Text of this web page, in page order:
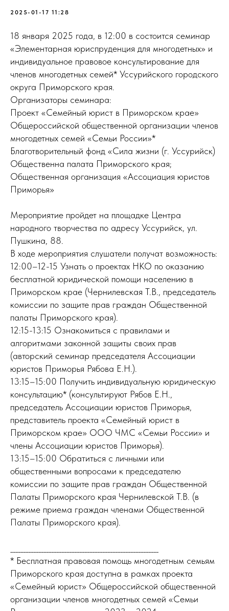
2025-01-17 11:28
18 января 2025 года, в 12:00 в состоится семинар
«Элементарная юриспруденция для многодетных» и
индивидуальное правовое консультирование для
членов многодетных семей* Уссурийского городского
округа Приморского края.
Организаторы семинара:
Проект «Семейный юрист в Приморском крае»
Общероссийской общественной организации членов
многодетных семей «Семьи России»*
Благотворительный фонд «Сила жизни (г. Уссурийск)
Общественна палата Приморского края;
Общественная организация «Ассоциация юристов
Приморья»
Мероприятие пройдет на площадке Центра
народного творчества по адресу Уссурийск, ул.
Пушкина, 88.
В ходе мероприятия слушатели получат возможность:
12:00–12-15 Узнать о проектах НКО по оказанию
бесплатной юридической помощи населению в
Приморском крае (Чернилевская Т.В., председатель
комиссии по защите прав граждан Общественной
палаты Приморского края).
12:15-13:15 Ознакомиться с правилами и
алгоритмами законной защиты своих прав
(авторский семинар председателя Ассоциации
юристов Приморья Рябова Е.Н.).
13:15–15:00 Получить индивидуальную юридическую
консультацию* (консультируют Рябов Е.Н.,
председатель Ассоциации юристов Приморья,
представитель проекта «Семейный юрист в
Приморском крае» ООО ЧМС «Семьи России» и
члены Ассоциации юристов Приморья).
13:15–15:00 Обратиться с личными или
общественными вопросами к председателю
комиссии по защите прав граждан Общественной
Палаты Приморского края Чернилевской Т.В. (в
режиме приема граждан членами Общественной
Палаты Приморского края).
* Бесплатная правовая помощь многодетным семьям
Приморского края доступна в рамках проекта
«Семейный юрист» Общероссийской общественной
организации членов многодетных семей «Семьи